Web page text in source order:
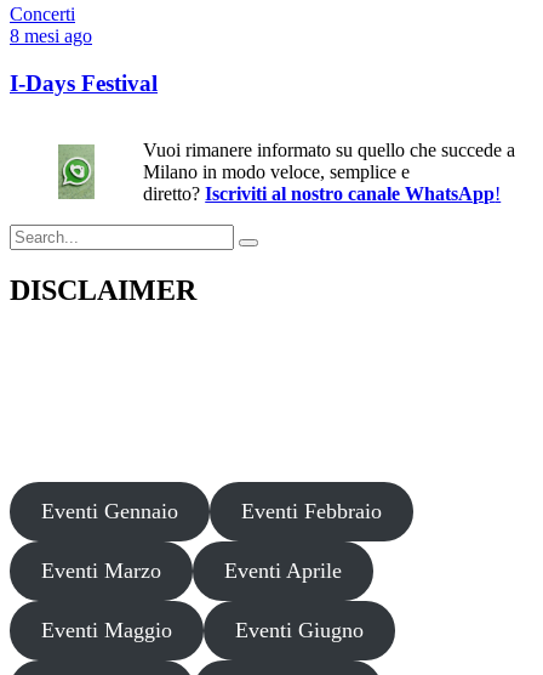
Concerti
8 mesi ago
I-Days Festival
Vuoi rimanere informato su quello che succede a
Milano in modo veloce, semplice e
diretto?Iscriviti al nostro canale WhatsApp!
Search
for:
DISCLAIMER
Eventi Gennaio Eventi Febbraio
Eventi Marzo Eventi Aprile
Eventi Maggio Eventi Giugno